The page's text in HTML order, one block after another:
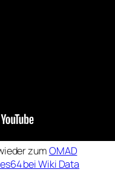
zumOMAD
bei Wiki Data